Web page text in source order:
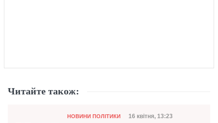
Читайте також:
Категорія
НОВИНИ ПОЛІТИКИ Дата публікації
16 квітня, 13:23